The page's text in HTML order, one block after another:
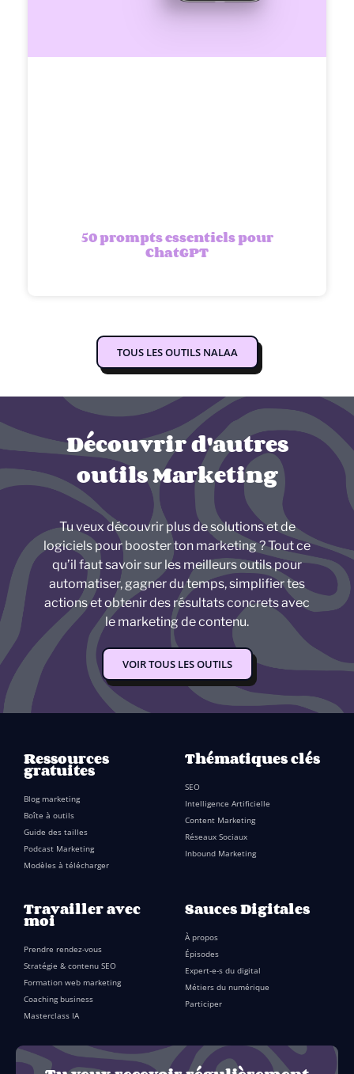
50 prompts essentiels pour
ChatGPT
TOUS LES OUTILS NALAA
Découvrir d'autres
outils Marketing
Tu veux découvrir plus de solutions et de
logiciels pour booster ton marketing ? Tout ce
qu’il faut savoir sur les meilleurs outils pour
automatiser, gagner du temps, simplifier tes
actions et obtenir des résultats concrets avec
le marketing de contenu.
VOIR TOUS LES OUTILS
Ressources
gratuites
Blog marketing
Boîte à outils
Guide des tailles
Podcast Marketing
Modèles à télécharger
Thématiques clés
SEO
Intelligence Artificielle
Content Marketing
Réseaux Sociaux
Inbound Marketing
Travailler avec
moi
Prendre rendez-vous
Stratégie & contenu SEO
Formation web marketing
Coaching business
Masterclass IA
Sauces Digitales
À propos
Épisodes
Expert-e-s du digital
Métiers du numérique
Participer